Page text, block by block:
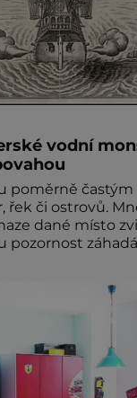
vodní
poměrně
řek či ostrovů.
dané místo
pozornost